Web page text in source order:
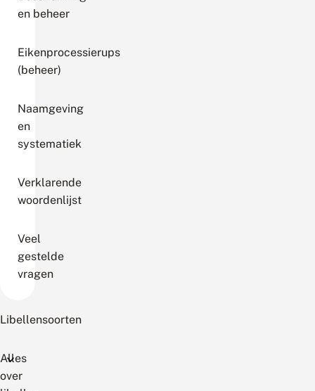
en beheer
Eikenprocessierups
(beheer)
Naamgeving
en
systematiek
Verklarende
woordenlijst
Veel
gestelde
vragen
Libellensoorten
Alles
over